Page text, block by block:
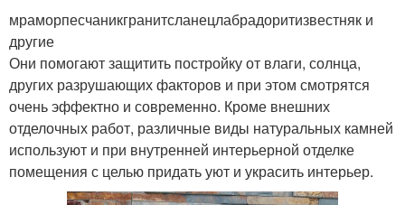
мраморпесчаникгранитсланецлабрадоритизвестняк и
другие
Они помогают защитить постройку от влаги, солнца,
других разрушающих факторов и при этом смотрятся
очень эффектно и современно. Кроме внешних
отделочных работ, различные виды натуральных камней
используют и при внутренней интерьерной отделке
помещения с целью придать уют и украсить интерьер.